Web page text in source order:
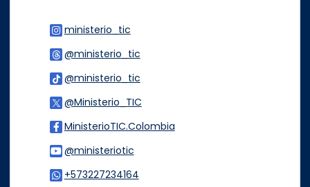
ministerio_tic
@ministerio_tic
@ministerio_tic
@Ministerio_TIC
MinisterioTIC.Colombia
@ministeriotic
+573227234164